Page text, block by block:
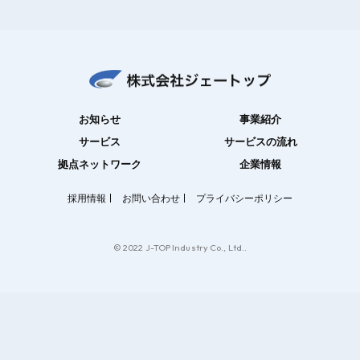
お知らせ
事業紹介
サービス
サービスの流れ
拠点ネットワーク
企業情報
採用情報 お問い合わせ プライバシーポリシー
© 2022 J-TOP Industry Co., Ltd..